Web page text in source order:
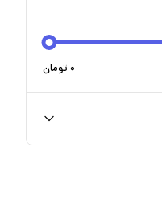
۰ تومان